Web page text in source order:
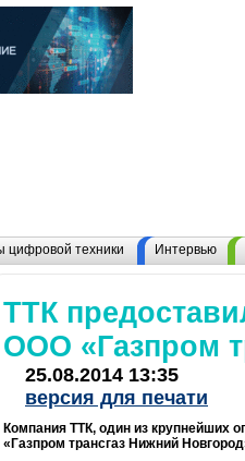
цифровой техники Интервью
ТТК
ООО «Газпром
25.08.2014 13:35
версия для печати
Компания ТТК, один из крупнейших
«Газпром трансгаз Нижний